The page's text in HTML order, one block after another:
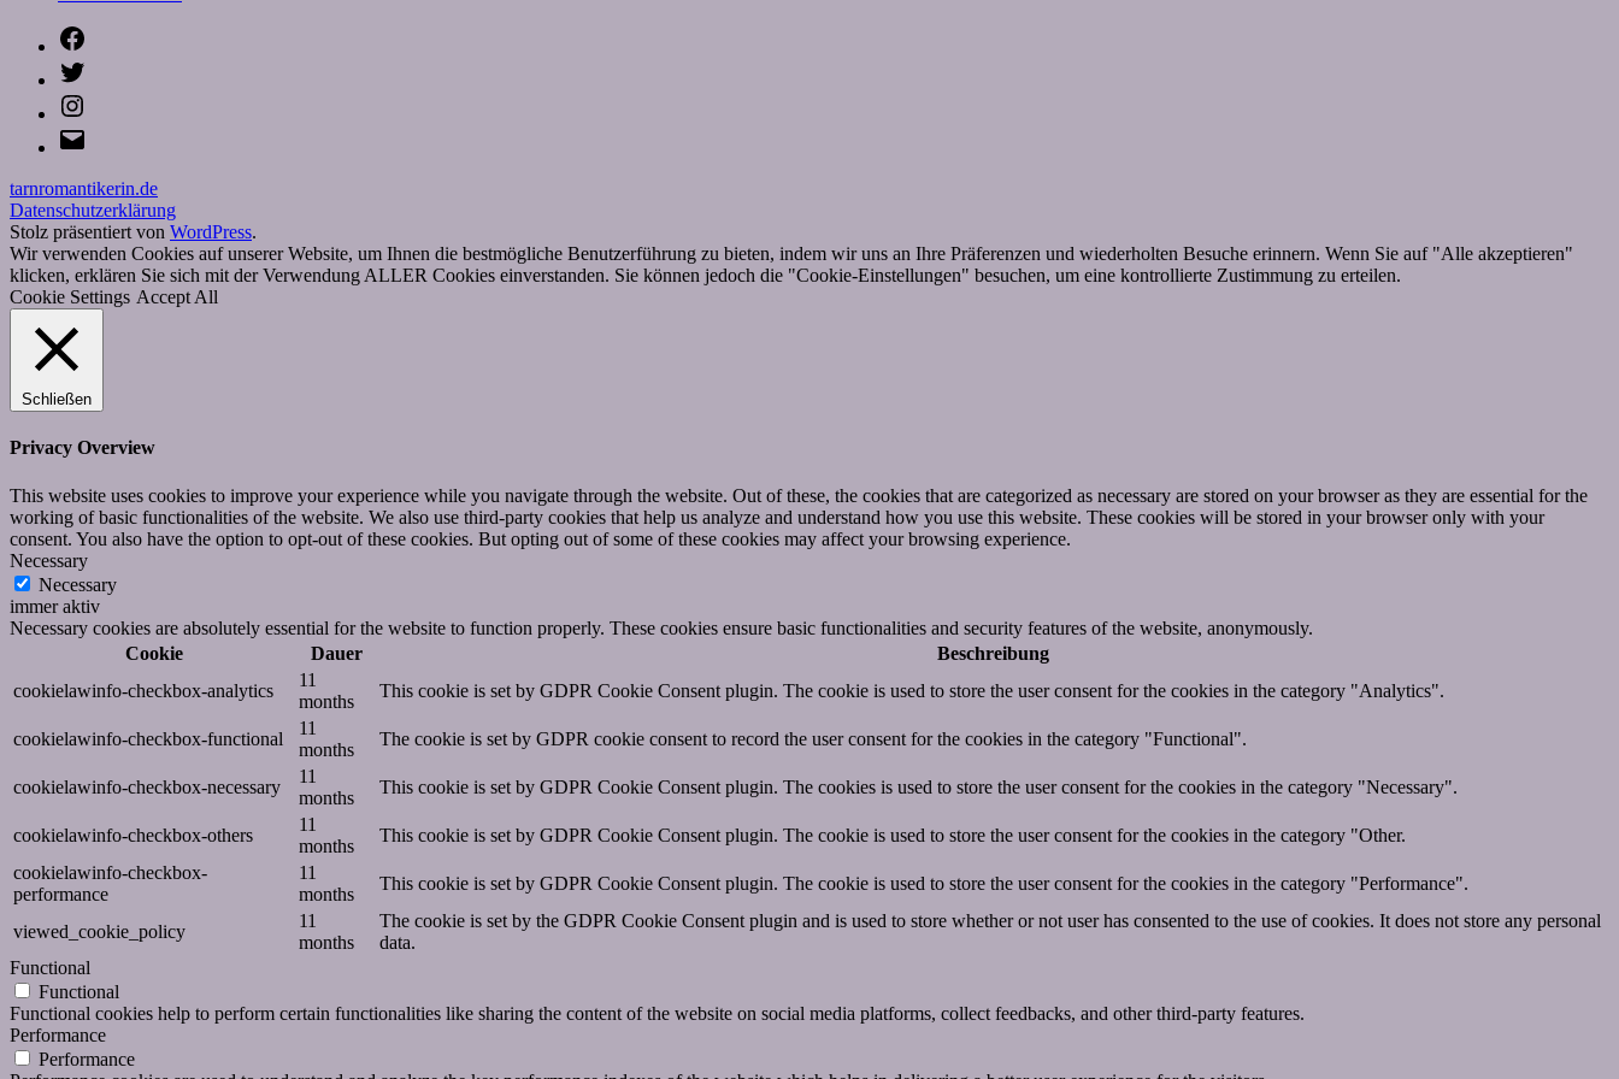
tarnromantikerin.de
Datenschutzerklärung
Stolz präsentiert von WordPress.
Wir verwenden Cookies auf unserer Website, um Ihnen die bestmögliche Benutzerführung zu bieten, indem wir uns an Ihre Präferenzen und wiederholten Besuche erinnern. Wenn Sie auf "Alle akzeptieren"
klicken, erklären Sie sich mit der Verwendung ALLER Cookies einverstanden. Sie können jedoch die "Cookie-Einstellungen" besuchen, um eine kontrollierte Zustimmung zu erteilen.
Cookie Settings Accept All
Schließen
Privacy Overview
This website uses cookies to improve your experience while you navigate through the website. Out of these, the cookies that are categorized as necessary are stored on your browser as they are essential for the
working of basic functionalities of the website. We also use third-party cookies that help us analyze and understand how you use this website. These cookies will be stored in your browser only with your
consent. You also have the option to opt-out of these cookies. But opting out of some of these cookies may affect your browsing experience.
Necessary
Necessary
immer aktiv
Necessary cookies are absolutely essential for the website to function properly. These cookies ensure basic functionalities and security features of the website, anonymously.
Cookie
Dauer
Beschreibung
cookielawinfo-checkbox-analytics
11
months
This cookie is set by GDPR Cookie Consent plugin. The cookie is used to store the user consent for the cookies in the category "Analytics".
cookielawinfo-checkbox-functional
11
months
The cookie is set by GDPR cookie consent to record the user consent for the cookies in the category "Functional".
cookielawinfo-checkbox-necessary
11
months
This cookie is set by GDPR Cookie Consent plugin. The cookies is used to store the user consent for the cookies in the category "Necessary".
cookielawinfo-checkbox-others
11
months
This cookie is set by GDPR Cookie Consent plugin. The cookie is used to store the user consent for the cookies in the category "Other.
cookielawinfo-checkbox-
performance
11
months
This cookie is set by GDPR Cookie Consent plugin. The cookie is used to store the user consent for the cookies in the category "Performance".
viewed_cookie_policy
11
months
The cookie is set by the GDPR Cookie Consent plugin and is used to store whether or not user has consented to the use of cookies. It does not store any personal
data.
Functional
Functional
Functional cookies help to perform certain functionalities like sharing the content of the website on social media platforms, collect feedbacks, and other third-party features.
Performance
Performance